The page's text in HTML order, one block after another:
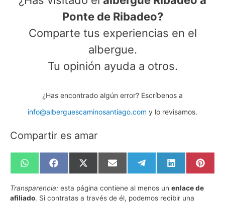
Ponte de Ribadeo?
Comparte tus experiencias en el
albergue.
Tu opinión ayuda a otros.
¿Has encontrado algún error? Escríbenos a
info@alberguescaminosantiago.com y lo revisamos.
Compartir es amar
Compartir
en
WhatsApp
Compartir
en
Facebook
Compartir
en
X
(Twitter)
Compartir
en
Email
Compartir
en
Telegram
Compartir
en
LinkedIn
en
Transparencia: esta página contiene al menos un enlace de
afiliado. Si contratas a través de él, podemos recibir una